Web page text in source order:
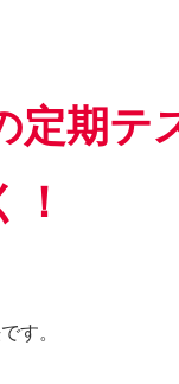
定期テ
す。